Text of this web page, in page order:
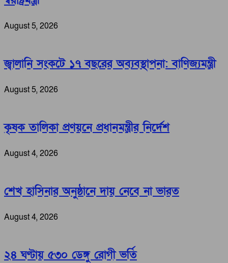
August 5, 2026
জ্বালানি সংকটে ১৭ বছরের অব্যবস্থাপনা: বাণিজ্যমন্ত্রী
August 5, 2026
কৃষক তালিকা প্রণয়নে প্রধানমন্ত্রীর নির্দেশ
August 4, 2026
শেখ হাসিনার অনুষ্ঠানে দায় নেবে না ভারত
August 4, 2026
২৪ ঘণ্টায় ৫৩০ ডেঙ্গু রোগী ভর্তি